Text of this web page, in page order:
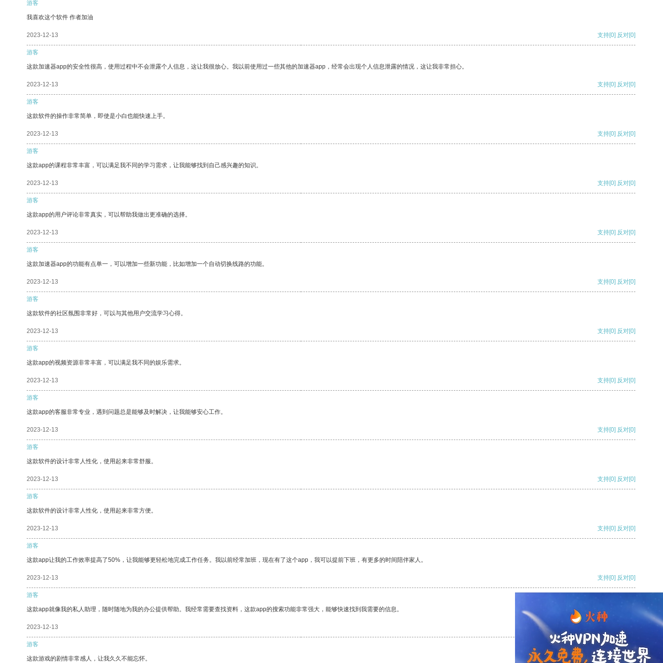
游客
我喜欢这个软件 作者加油
2023-12-13 支持[0] 反对[0]
游客
这款加速器app的安全性很高，使用过程中不会泄露个人信息，这让我很放心。我以前使用过一些其他的加速器app，经常会出现个人信息泄露的情况，这让我非常担心。
2023-12-13 支持[0] 反对[0]
游客
这款软件的操作非常简单，即使是小白也能快速上手。
2023-12-13 支持[0] 反对[0]
游客
这款app的课程非常丰富，可以满足我不同的学习需求，让我能够找到自己感兴趣的知识。
2023-12-13 支持[0] 反对[0]
游客
这款app的用户评论非常真实，可以帮助我做出更准确的选择。
2023-12-13 支持[0] 反对[0]
游客
这款加速器app的功能有点单一，可以增加一些新功能，比如增加一个自动切换线路的功能。
2023-12-13 支持[0] 反对[0]
游客
这款软件的社区氛围非常好，可以与其他用户交流学习心得。
2023-12-13 支持[0] 反对[0]
游客
这款app的视频资源非常丰富，可以满足我不同的娱乐需求。
2023-12-13 支持[0] 反对[0]
游客
这款app的客服非常专业，遇到问题总是能够及时解决，让我能够安心工作。
2023-12-13 支持[0] 反对[0]
游客
这款软件的设计非常人性化，使用起来非常舒服。
2023-12-13 支持[0] 反对[0]
游客
这款软件的设计非常人性化，使用起来非常方便。
2023-12-13 支持[0] 反对[0]
游客
这款app让我的工作效率提高了50%，让我能够更轻松地完成工作任务。我以前经常加班，现在有了这个app，我可以提前下班，有更多的时间陪伴家人。
2023-12-13 支持[0] 反对[0]
游客
这款app就像我的私人助理，随时随地为我的办公提供帮助。我经常需要查找资料，这款app的搜索功能非常强大，能够快速找到我需要的信息。
2023-12-13
游客
这款游戏的剧情非常感人，让我久久不能忘怀。